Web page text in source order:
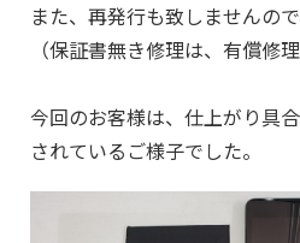
また、再発行も致しませんの
（保証書無き修理は、有償修
今回のお客様は、仕上がり具
されているご様子でした。